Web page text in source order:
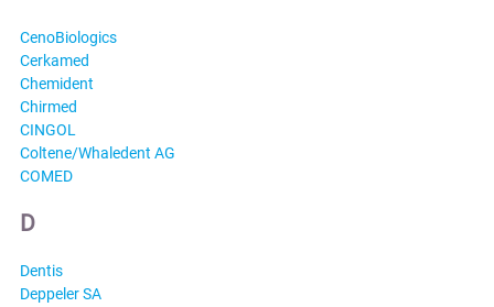
CenoBiologics
Cerkamed
Chemident
Chirmed
CINGOL
Coltene/Whaledent AG
COMED
D
Dentis
Deppeler SA